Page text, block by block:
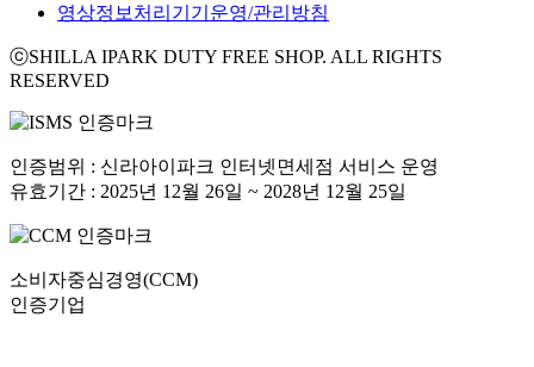
영상정보처리기기운영/관리방침
ⓒSHILLA IPARK DUTY FREE SHOP. ALL RIGHTS
RESERVED
인증범위 : 신라아이파크 인터넷면세점 서비스 운영
유효기간 : 2025년 12월 26일 ~ 2028년 12월 25일
소비자중심경영(CCM)
인증기업